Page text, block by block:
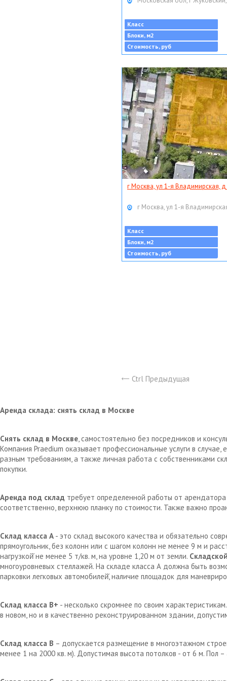
Класс
Блоки, м2
Стоимость, руб
г Москва, ул 1-я Владимирская, д
г Москва, ул 1-я
Класс
Блоки, м2
Стоимость, руб
Ctrl Предыдущая
Аренда склада: снять склад в Москве
Снять склад в Москве, самостоятельно без посредников и
Компания Praedium оказывает профессиональные услуги в
разным требованиям, а также личная работа с собственниками
покупки.
Аренда под склад требует определенной работы от
соответственно, верхнюю планку по стоимости. Также важно
Склад класса А - это склад высокого качества и обязательно
прямоугольник, без колонн или с шагом колонн не менее 9 м и
нагрузкой̆ не менее 5 т/кв. м, на уровне 1,20 м от земли.
многоуровневых стеллажей. На складе класса А должна быть
парковки легковых автомобилей̆, наличие площадок для
Склад класса В+ - несколько скромнее по своим
в новом, но и в качественно реконструированном здании,
Склад класса В – допускается размещение в многоэтажном
менее 1 на 2000 кв. м). Допустимая высота потолков - от 6 м. Пол